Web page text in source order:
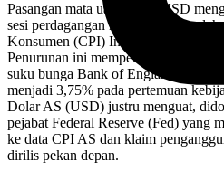
Pasangan mata uang GBP/USD
sesi perdagangan hari ini, dipicu
Konsumen (CPI) Inggris November
Penurunan ini memperkuat spekulasi
suku bunga Bank of England (BoE)
menjadi 3,75% pada pertemuan
Dolar AS (USD) justru menguat,
pejabat Federal Reserve (Fed) yang
ke data CPI AS dan klaim
dirilis pekan depan.